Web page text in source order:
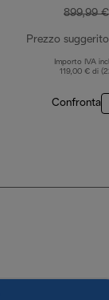
899,99 €
Prezzo suggerito
Importo IVA
119,00 € di
Confronta